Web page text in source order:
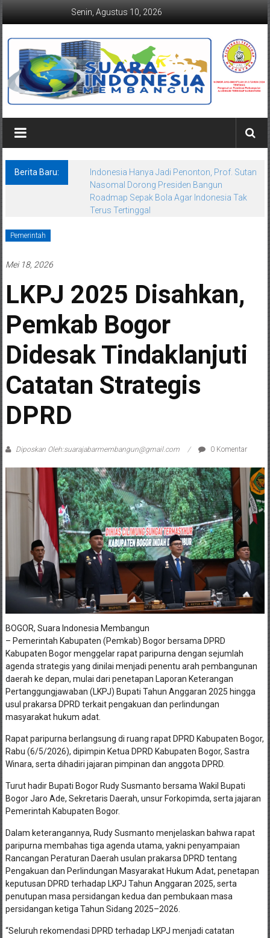
Senin, Agustus 10, 2026
Berita Baru:
Indonesia Hanya Jadi Penonton, Prof. Sutan
Nasomal Dorong Presiden Bangun
Roadmap Sepak Bola Agar Indonesia Tak
Terus Tertinggal
Pemerintah
Mei 18, 2026
LKPJ 2025 Disahkan,
Pemkab Bogor
Didesak Tindaklanjuti
Catatan Strategis
DPRD
Diposkan Oleh:suarajabarmembangun@gmail.com 0 Komentar
BOGOR, Suara Indonesia Membangun
– Pemerintah Kabupaten (Pemkab) Bogor bersama DPRD
Kabupaten Bogor menggelar rapat paripurna dengan sejumlah
agenda strategis yang dinilai menjadi penentu arah pembangunan
daerah ke depan, mulai dari penetapan Laporan Keterangan
Pertanggungjawaban (LKPJ) Bupati Tahun Anggaran 2025 hingga
usul prakarsa DPRD terkait pengakuan dan perlindungan
masyarakat hukum adat.
Rapat paripurna berlangsung di ruang rapat DPRD Kabupaten Bogor,
Rabu (6/5/2026), dipimpin Ketua DPRD Kabupaten Bogor, Sastra
Winara, serta dihadiri jajaran pimpinan dan anggota DPRD.
Turut hadir Bupati Bogor Rudy Susmanto bersama Wakil Bupati
Bogor Jaro Ade, Sekretaris Daerah, unsur Forkopimda, serta jajaran
Pemerintah Kabupaten Bogor.
Dalam keterangannya, Rudy Susmanto menjelaskan bahwa rapat
paripurna membahas tiga agenda utama, yakni penyampaian
Rancangan Peraturan Daerah usulan prakarsa DPRD tentang
Pengakuan dan Perlindungan Masyarakat Hukum Adat, penetapan
keputusan DPRD terhadap LKPJ Tahun Anggaran 2025, serta
penutupan masa persidangan kedua dan pembukaan masa
persidangan ketiga Tahun Sidang 2025–2026.
“Seluruh rekomendasi DPRD terhadap LKPJ menjadi catatan